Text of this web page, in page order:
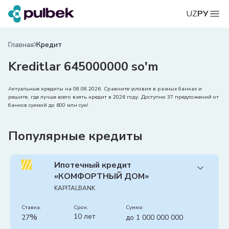
UZРУ
Главная Кредит
Kreditlar 645000000 so'm
Актуальные кредиты на 08.08.2026. Сравните условия в разных банках и
решите, где лучше всего взять кредит в 2026 году. Доступно 37 предложений от
банков суммой до 600 млн сум!
Популярные кредиты
Ипотечный кредит
«КОМФОРТНЫЙ ДОМ»
KAPITALBANK
Ставка:
27%
срок:
10 лет
сумма:
до 1 000 000 000